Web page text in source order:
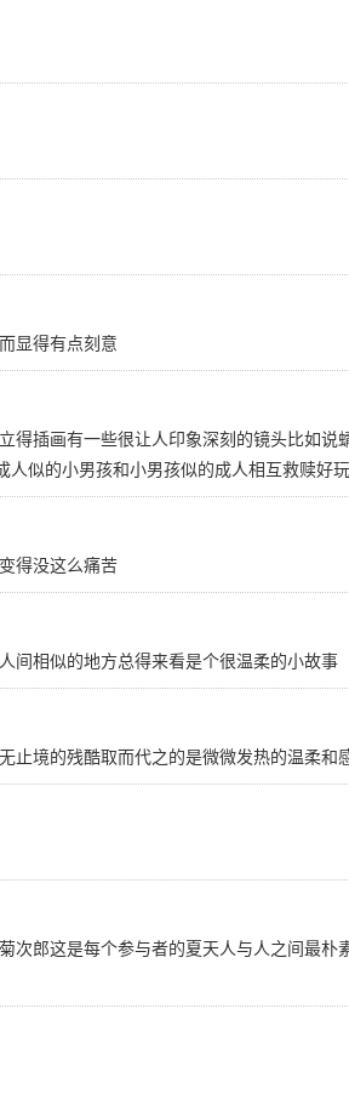
显得有点刻意
插画有一些很让人印象深刻的镜头比如
似的小男孩和小男孩似的成人相互救赎好
得没这么痛苦
间相似的地方总得来看是个很温柔的小故事
止境的残酷取而代之的是微微发热的温柔和
郎这是每个参与者的夏天人与人之间最